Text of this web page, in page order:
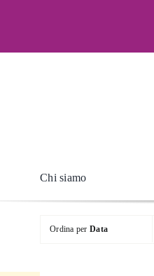
Chi siamo
Ordina per Data